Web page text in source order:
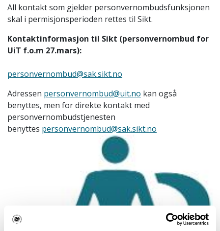
All kontakt som gjelder personvernombudsfunksjonen
skal i permisjonsperioden rettes til Sikt.
Kontaktinformasjon til Sikt (personvernombud for
UiT f.o.m 27.mars):
personvernombud@sak.sikt.no
Adressen personvernombud@uit.no kan også
benyttes, men for direkte kontakt med
personvernombudstjenesten
benyttes personvernombud@sak.sikt.no